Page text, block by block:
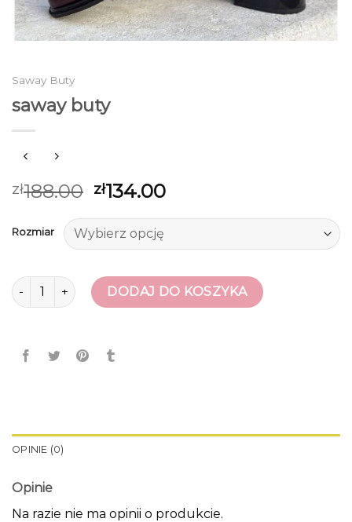
Saway Buty
saway buty
zł188.00 zł134.00
Rozmiar
ilość saway buty DODAJ DO KOSZYKA
OPINIE (0)
Opinie
Na razie nie ma opinii o produkcie.